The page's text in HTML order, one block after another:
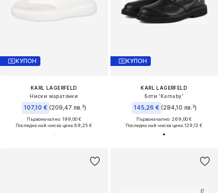
КУПОН
KARL LAGERFELD
Ниски маратонки
107,10 € (209,47 лв.³)
Първоначално: 199,00 €
Последна най-ниска цена:89,25 €
КУПОН
KARL LAGERFELD
Боти 'Karnaby'
145,26 € (284,10 лв.³)
Първоначално: 269,00 €
Последна най-ниска цена:129,12 €